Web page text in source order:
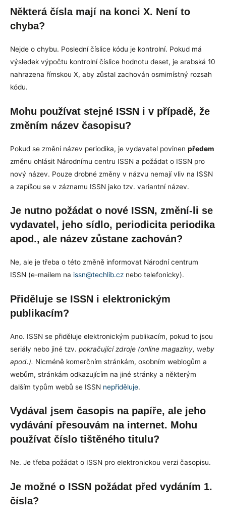
Některá čísla mají na konci X. Není to
chyba?
Nejde o chybu. Poslední číslice kódu je kontrolní. Pokud má
výsledek výpočtu kontrolní číslice hodnotu deset, je arabská 10
nahrazena římskou X, aby zůstal zachován osmimístný rozsah
kódu.
Mohu používat stejné ISSN i v případě, že
změním název časopisu?
Pokud se změní název periodika, je vydavatel povinen předem
změnu ohlásit Národnímu centru ISSN a požádat o ISSN pro
nový název. Pouze drobné změny v názvu nemají vliv na ISSN
a zapíšou se v záznamu ISSN jako tzv. variantní název.
Je nutno požádat o nové ISSN, změní-li se
vydavatel, jeho sídlo, periodicita periodika
apod., ale název zůstane zachován?
Ne, ale je třeba o této změně informovat Národní centrum
ISSN (e-mailem na issn@techlib.cz nebo telefonicky).
Přiděluje se ISSN i elektronickým
publikacím?
Ano. ISSN se přiděluje elektronickým publikacím, pokud to jsou
seriály nebo jiné tzv. pokračující zdroje (online magazíny, weby
apod.). Nicméně komerčním stránkám, osobním weblogům a
webům, stránkám odkazujícím na jiné stránky a některým
dalším typům webů se ISSN nepřiděluje.
Vydával jsem časopis na papíře, ale jeho
vydávání přesouvám na internet. Mohu
používat číslo tištěného titulu?
Ne. Je třeba požádat o ISSN pro elektronickou verzi časopisu.
Je možné o ISSN požádat před vydáním 1.
čísla?